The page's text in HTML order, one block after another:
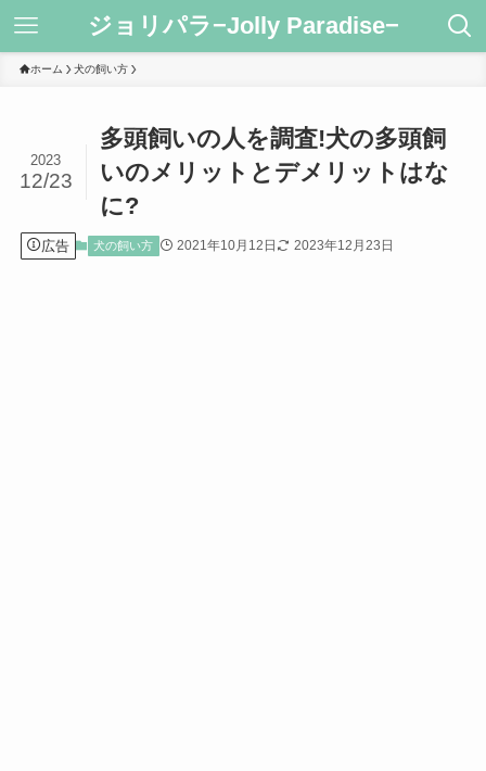
ジョリパラ−Jolly Paradise−
ホーム 犬の飼い方
多頭飼いの人を調査!犬の多頭飼
いのメリットとデメリットはな
に?
2023
12/23
広告 犬の飼い方 2021年10月12日 2023年12月23日